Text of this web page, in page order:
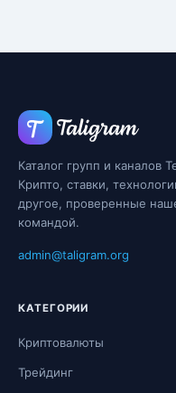
Каталог групп и каналов
Крипто, ставки,
другое, проверенные
командой.
admin@taligram.org
КАТЕГОРИИ
Криптовалюты
Трейдинг